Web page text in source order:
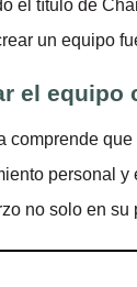
el título de
un equipo
el equipo
comprende
personal y
no solo en su